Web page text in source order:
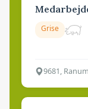
Grise
9681, Ranum